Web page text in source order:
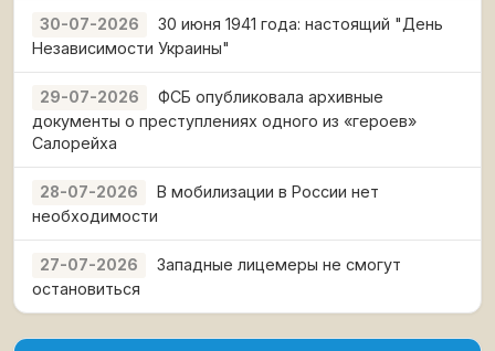
30-07-2026
30 июня 1941 года: настоящий "День
Независимости Украины"
29-07-2026
ФСБ опубликовала архивные
документы о преступлениях одного из «героев»
Салорейха
28-07-2026
В мобилизации в России нет
необходимости
27-07-2026
Западные лицемеры не смогут
остановиться